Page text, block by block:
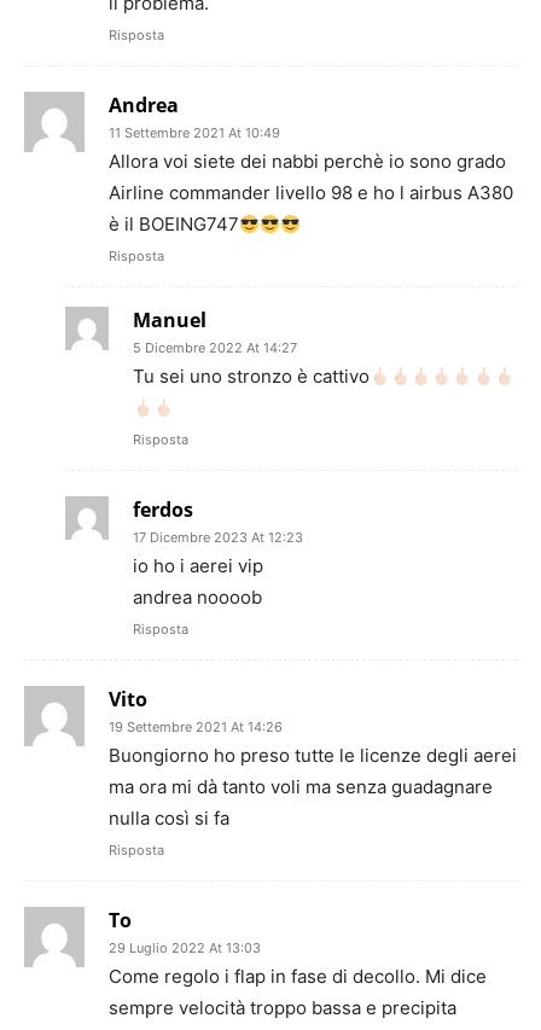
Risposta
Andrea
11 Settembre 2021 At 10:49
Allora voi siete dei nabbi perchè io sono grado
Airline commander livello 98 e ho l airbus A380
è il BOEING747
Risposta
Manuel
5 Dicembre 2022 At 14:27
Tu sei uno stronzo è cattivo
Risposta
ferdos
17 Dicembre 2023 At 12:23
io ho i aerei vip
andrea noooob
Risposta
Vito
19 Settembre 2021 At 14:26
Buongiorno ho preso tutte le licenze degli aerei
ma ora mi dà tanto voli ma senza guadagnare
nulla così si fa
Risposta
To
29 Luglio 2022 At 13:03
Come regolo i flap in fase di decollo. Mi dice
sempre velocità troppo bassa e precipita